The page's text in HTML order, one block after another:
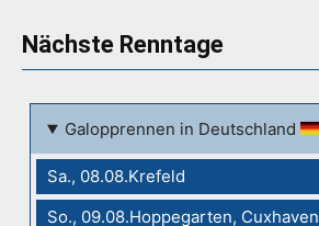
Nächste Renntage
Galopprennen in Deutschland
Sa., 08.08.Krefeld
So., 09.08.Hoppegarten, Cuxhaven